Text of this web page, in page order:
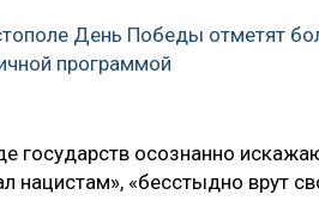
День Победы отметят
программой
государств осознанно
нацистам», «бесстыдно врут